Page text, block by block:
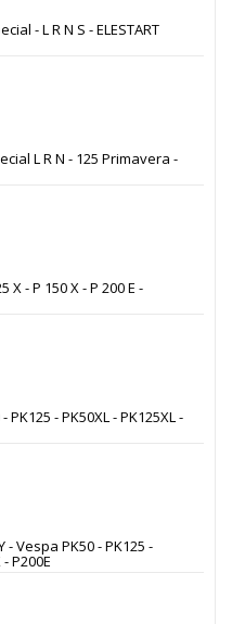
- L R N S - ELESTART
L R N - 125 Primavera -
- P 150 X - P 200 E -
- PK50XL - PK125XL -
- Vespa PK50 - PK125 -
P200E